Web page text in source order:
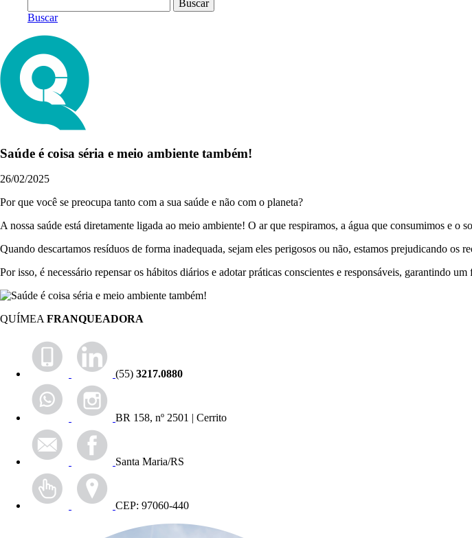
Buscar
Saúde é coisa séria e meio ambiente também!
26/02/2025
Por que você se preocupa tanto com a sua saúde e não com o planeta?
A nossa saúde está diretamente ligada ao meio ambiente! O ar que respiramos, a água que consumimos e o
Quando descartamos resíduos de forma inadequada, sejam eles perigosos ou não, estamos prejudicando os
Por isso, é necessário repensar os hábitos diários e adotar práticas conscientes e responsáveis, garantindo
QUÍMEAFRANQUEADORA
(55) 3217.0880
BR 158, nº 2501 | Cerrito
Santa Maria/RS
CEP: 97060-440